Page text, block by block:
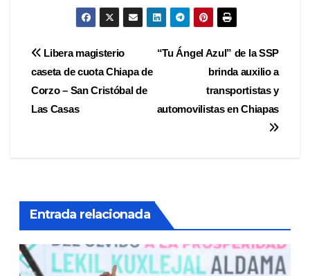
Navegación
de
entradas
“Tu Ángel Azul” de la SSP
brinda auxilio a
transportistas y
automovilistas en Chiapas
Libera magisterio
caseta de cuota Chiapa de
Corzo – San Cristóbal de
Las Casas
Entrada relacionada